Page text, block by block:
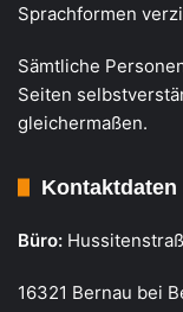
Sprachformen
Sämtliche
Seiten
gleichermaßen.
Kontaktdaten
Büro:
16321 Bernau bei